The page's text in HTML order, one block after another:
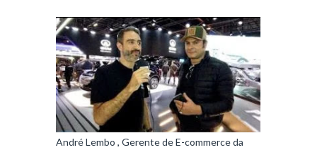
André Lembo , Gerente de E-commerce da